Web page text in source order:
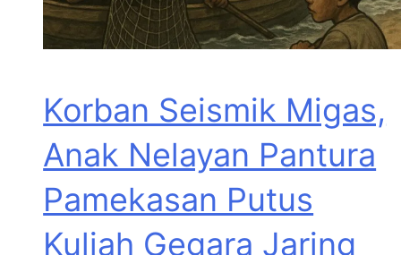
Korban Seismik Migas,
Anak Nelayan Pantura
Pamekasan Putus
Kuliah Gegara Jaring